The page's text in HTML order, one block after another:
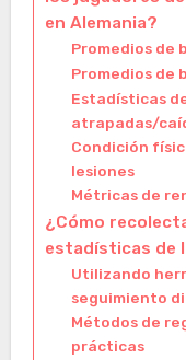
en Alemania?
Promedios de
Promedios de
Estadísticas
atrapadas/
Condición
lesiones
Métricas de
¿Cómo
estadísticas de
Utilizando
seguimiento
Métodos de
prácticas